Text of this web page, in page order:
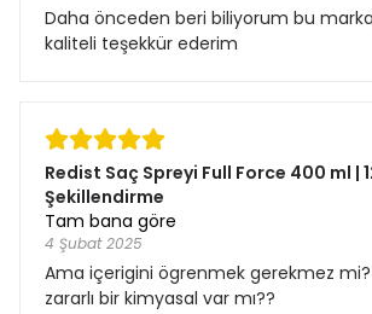
Daha önceden beri biliyorum bu
kaliteli teşekkür ederim
Redist Saç Spreyi Full Force 400 ml |
Şekillendirme
Tam bana göre
4 Şubat 2025
Ama içerigini ögrenmek gerekmez mi?
zararlı bir kimyasal var mı??